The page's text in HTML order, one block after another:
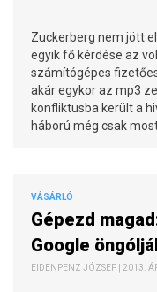
Zuckerberg nem jött
egyik fő kérdése az
számítógépes
akár egykor az mp3
konfliktusba került a
háború még csak
VÁSÁRLÓ
Gépezd
Google
EIDENPENZ JÓZSEF | 2013.